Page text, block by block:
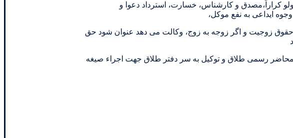
ولو کراراً،مصدق و کارشناس، خسارت، استرداد دعوا و
ایداعی به نفع موکل،
حقوق زوجیت و اگر زوجه به زوج، وکالت می دهد عنوان شود حق
محاضر رسمی طلاق و توکیل به سر دفتر طلاق جهت اجراء صیغه